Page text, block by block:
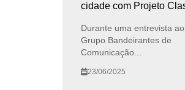
cidade com Projeto
Durante uma entrevista ao
Grupo Bandeirantes de
Comunicação...
23/06/2025